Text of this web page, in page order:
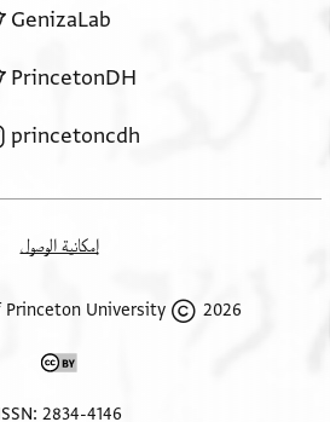
GenizaLab
PrincetonDH
princetoncdh
إمكانية الوصول
2026 The Trustees of Princeton University
ISSN: 2834-4146